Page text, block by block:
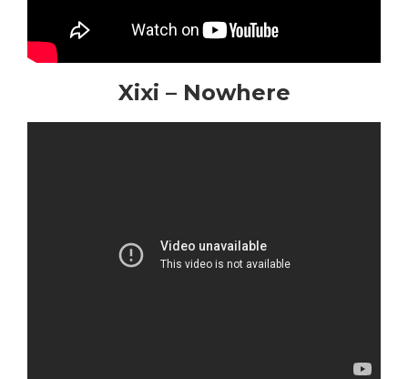
Xixi – Nowhere